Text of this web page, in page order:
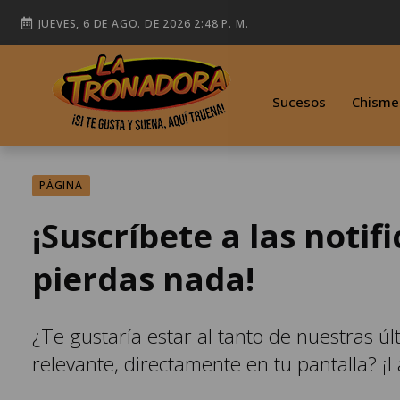
JUEVES, 6 DE AGO. DE 2026 2:48 P. M.
Sucesos
PÁGINA
¡Suscríbete a las
pierdas nada!
¿Te gustaría estar al tanto de nuestras
relevante, directamente en tu pantalla?